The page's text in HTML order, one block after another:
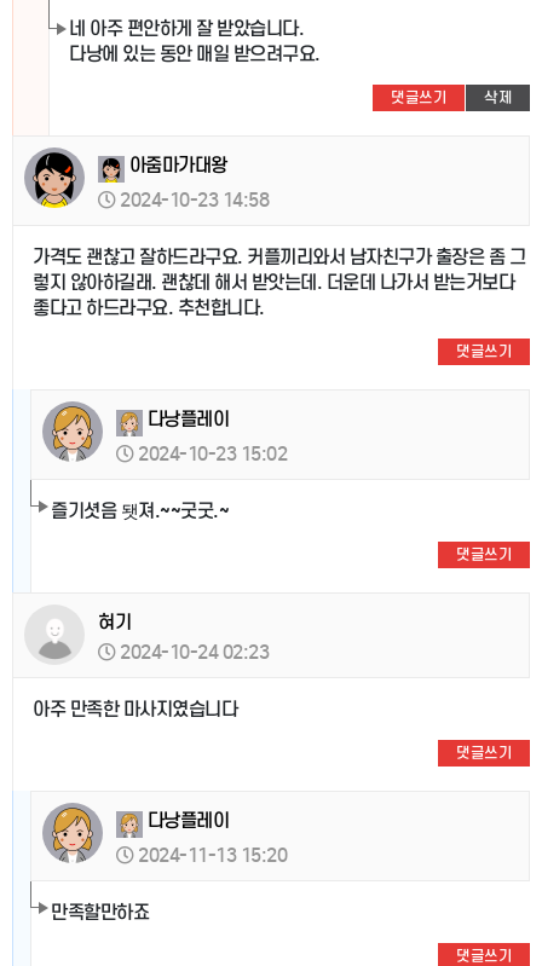
네 아주 편안하게 잘 받았습니다.
다낭에 있는 동안 매일 받으려구요.
댓글쓰기 삭제
아줌마가대왕
2024-10-23 14:58
가격도 괜찮고 잘하드라구요. 커플끼리와서 남자친구가 출장은 좀 그
렇지 않아하길래. 괜찮데 해서 받앗는데. 더운데 나가서 받는거보다
좋다고 하드라구요. 추천합니다.
댓글쓰기
다낭플레이
2024-10-23 15:02
즐기셧음 됏져.~~굿굿.~
댓글쓰기
혀기
2024-10-24 02:23
아주 만족한 마사지였습니다
댓글쓰기
다낭플레이
2024-11-13 15:20
만족할만하죠
댓글쓰기